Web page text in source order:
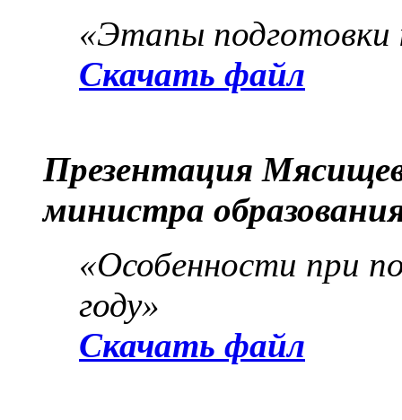
«Этапы
Скачать файл
Презентация
министра
«Особенности при
году»
Скачать файл